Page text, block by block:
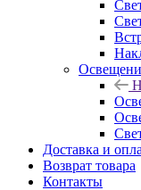
Доставка и
Возврат товара
Контакты